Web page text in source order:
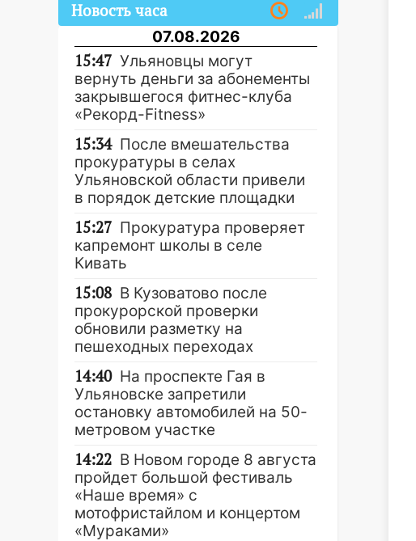
Новость часа
07.08.2026
15:47 Ульяновцы могут
вернуть деньги за абонементы
закрывшегося фитнес-клуба
«Рекорд-Fitness»
15:34 После вмешательства
прокуратуры в селах
Ульяновской области привели
в порядок детские площадки
15:27 Прокуратура проверяет
капремонт школы в селе
Кивать
15:08 В Кузоватово после
прокурорской проверки
обновили разметку на
пешеходных переходах
14:40 На проспекте Гая в
Ульяновске запретили
остановку автомобилей на 50-
метровом участке
14:22 В Новом городе 8 августа
пройдет большой фестиваль
«Наше время» с
мотофристайлом и концертом
«Мураками»